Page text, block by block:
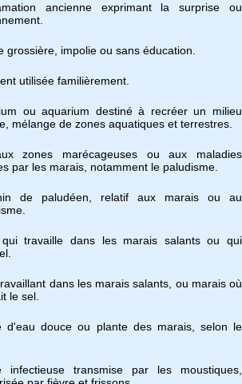
ancienne exprimant la surprise ou
grossière, impolie ou sans éducation.
utilisée familièrement.
ou aquarium destiné à recréer un milieu
mélange de zones aquatiques et terrestres.
zones marécageuses ou aux maladies
par les marais, notamment le paludisme.
de paludéen, relatif aux marais ou au
qui travaille dans les marais salants ou qui
dans les marais salants, ou marais où
le sel.
d'eau douce ou plante des marais, selon le
infectieuse transmise par les moustiques,